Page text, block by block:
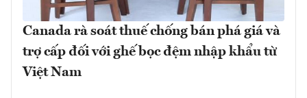
Canada rà soát thuế chống bán phá giá và
trợ cấp đối với ghế bọc đệm nhập khẩu từ
Việt Nam